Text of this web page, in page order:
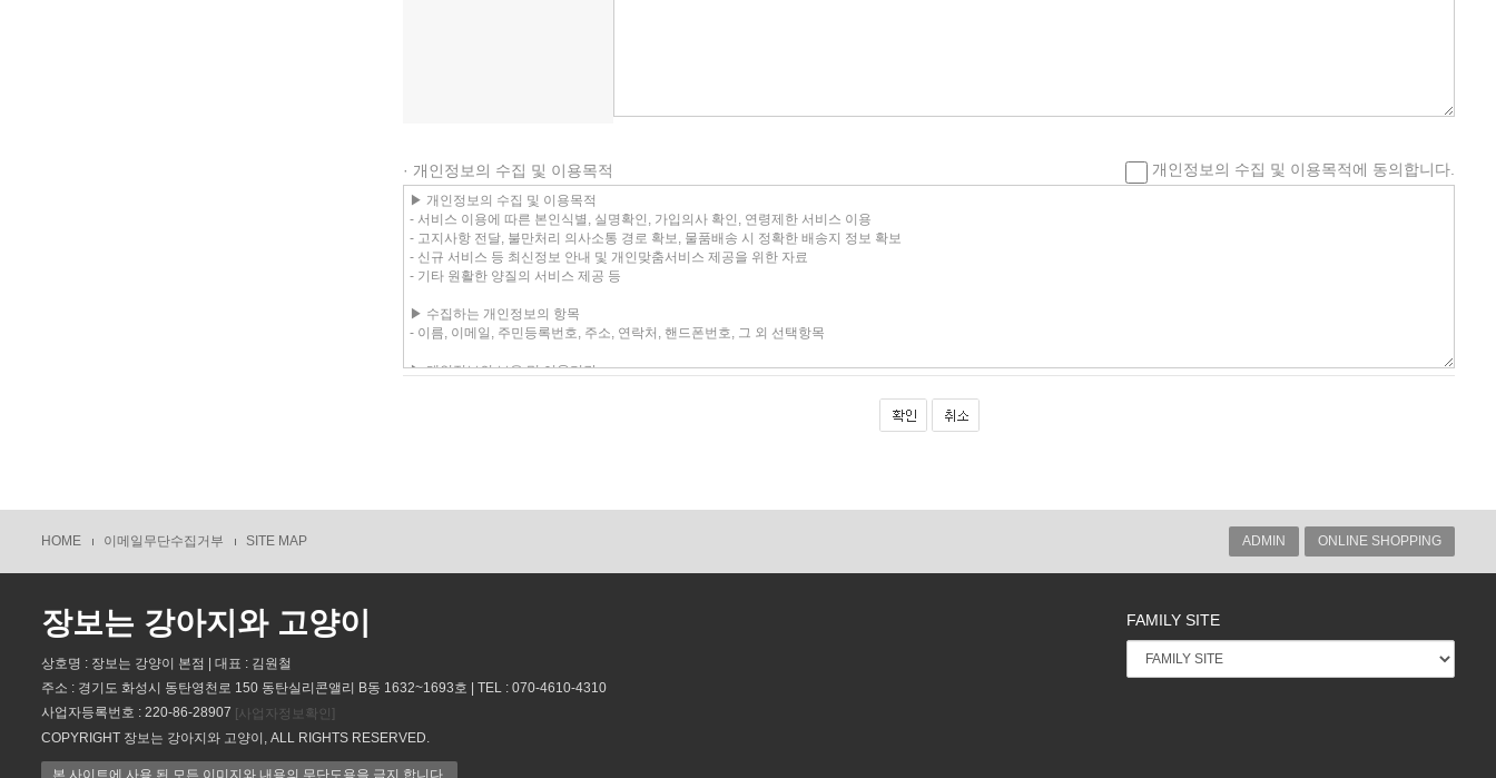
· 개인정보의 수집 및 이용목적 개인정보의 수집 및 이용목적에 동의합니다.
HOME 이메일무단수집거부 SITE MAP ADMIN ONLINE SHOPPING
장보는 강아지와 고양이
상호명 : 장보는 강양이 본점 | 대표 : 김원철
주소 : 경기도 화성시 동탄영천로 150 동탄실리콘앨리 B동 1632~1693호 | TEL : 070-4610-4310
사업자등록번호 : 220-86-28907 [사업자정보확인]
COPYRIGHT 장보는 강아지와 고양이, ALL RIGHTS RESERVED.
본 사이트에 사용 된 모든 이미지와 내용의 무단도용을 금지 합니다.
FAMILY SITE